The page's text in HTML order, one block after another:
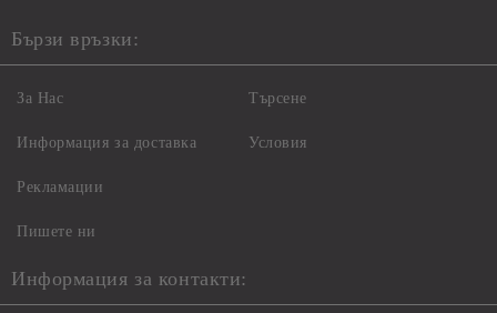
Бързи връзки:
За Нас
Информация за доставка
Рекламации
Пишете ни
Търсене
Условия
Информация за контакти: